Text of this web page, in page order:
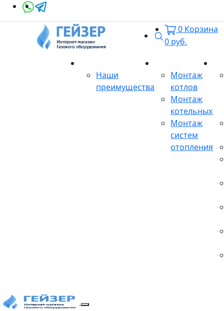
Поиск
0 Корзина
0 руб.
Наши
преимущества
Монтаж
котлов
Монтаж
котельных
Монтаж
систем
отопления